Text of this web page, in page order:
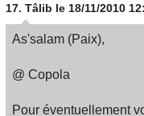
17. Tâlib le 18/11/2010
As'salam (Paix),
@ Copola
Pour éventuellement